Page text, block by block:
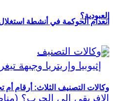
العبودية؟
انعدام الحوكمة في أنشطة
وكالات التصنيف الثلاث: أرقام أم